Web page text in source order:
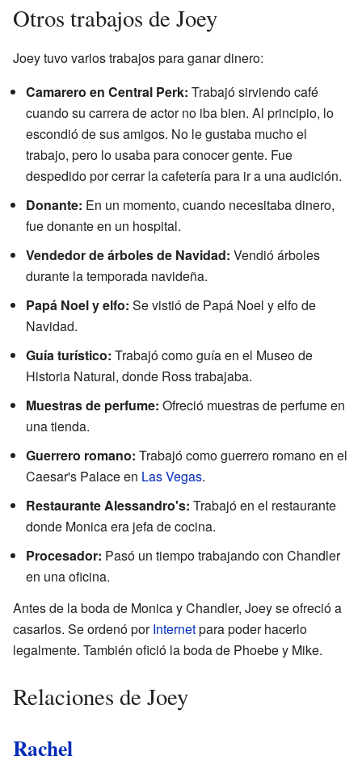
Otros trabajos de Joey
Joey tuvo varios trabajos para ganar dinero:
Camarero en Central Perk: Trabajó sirviendo café
cuando su carrera de actor no iba bien. Al principio, lo
escondió de sus amigos. No le gustaba mucho el
trabajo, pero lo usaba para conocer gente. Fue
despedido por cerrar la cafetería para ir a una audición.
Donante: En un momento, cuando necesitaba dinero,
fue donante en un hospital.
Vendedor de árboles de Navidad: Vendió árboles
durante la temporada navideña.
Papá Noel y elfo: Se vistió de Papá Noel y elfo de
Navidad.
Guía turístico: Trabajó como guía en el Museo de
Historia Natural, donde Ross trabajaba.
Muestras de perfume: Ofreció muestras de perfume en
una tienda.
Guerrero romano: Trabajó como guerrero romano en el
Caesar's Palace en Las Vegas.
Restaurante Alessandro's: Trabajó en el restaurante
donde Monica era jefa de cocina.
Procesador: Pasó un tiempo trabajando con Chandler
en una oficina.
Antes de la boda de Monica y Chandler, Joey se ofreció a
casarlos. Se ordenó porInternetpara poder hacerlo
legalmente. También ofició la boda de Phoebe y Mike.
Relaciones de Joey
Rachel